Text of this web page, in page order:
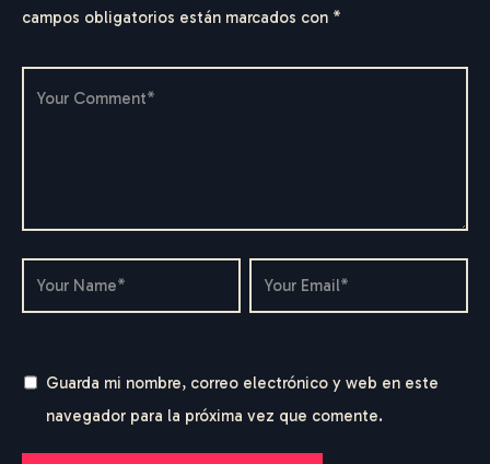
FEDERICO
GERHARDT
campos obligatorios están marcados con *
Guarda mi nombre, correo electrónico y web en este
navegador para la próxima vez que comente.